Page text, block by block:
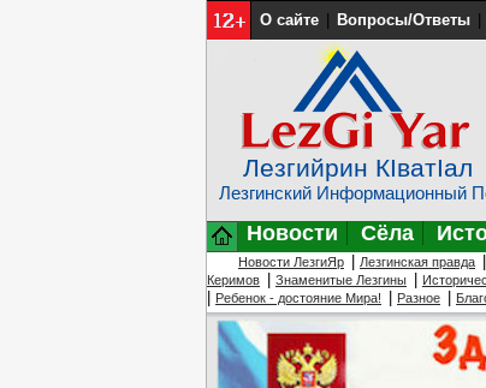
О сайте Вопросы/Ответы
Лезгийрин КIватIал
Лезгинский Информационный
Новости Сёла
Новости ЛезгиЯр Лезгинская правда
Керимов
Знаменитые Лезгины
Ребенок - достояние Мира! Разное